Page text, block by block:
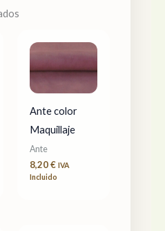
Ante color
Maquillaje
Ante
8,20€ IVA
Incluido